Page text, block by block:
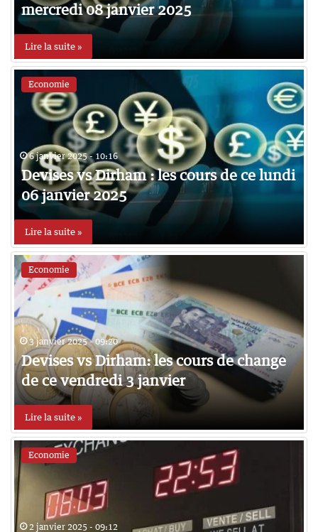
mercredi 08 janvier 2025
Lire la suite »
Economie
6 janvier 2025 - 10:16
Devises vs Dirham : les cours de ce lundi
06 janvier 2025
Lire la suite »
Economie
3 janvier 2025 - 09:20
Devises vs Dirham: les cours de change
de ce vendredi 3 janvier
Lire la suite »
Economie
2 janvier 2025 - 09:12